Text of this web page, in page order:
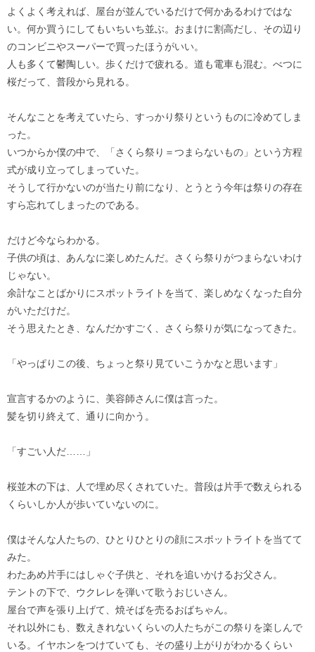
よくよく考えれば、屋台が並んでいるだけで何かあるわけではな
い。何か買うにしてもいちいち並ぶ。おまけに割高だし、その辺り
のコンビニやスーパーで買ったほうがいい。
人も多くて鬱陶しい。歩くだけで疲れる。道も電車も混む。べつに
桜だって、普段から見れる。
そんなことを考えていたら、すっかり祭りというものに冷めてしま
った。
いつからか僕の中で、「さくら祭り＝つまらないもの」という方程
式が成り立ってしまっていた。
そうして行かないのが当たり前になり、とうとう今年は祭りの存在
すら忘れてしまったのである。
だけど今ならわかる。
子供の頃は、あんなに楽しめたんだ。さくら祭りがつまらないわけ
じゃない。
余計なことばかりにスポットライトを当て、楽しめなくなった自分
がいただけだ。
そう思えたとき、なんだかすごく、さくら祭りが気になってきた。
「やっぱりこの後、ちょっと祭り見ていこうかなと思います」
宣言するかのように、美容師さんに僕は言った。
髪を切り終えて、通りに向かう。
「すごい人だ……」
桜並木の下は、人で埋め尽くされていた。普段は片手で数えられる
くらいしか人が歩いていないのに。
僕はそんな人たちの、ひとりひとりの顔にスポットライトを当てて
みた。
わたあめ片手にはしゃぐ子供と、それを追いかけるお父さん。
テントの下で、ウクレレを弾いて歌うおじいさん。
屋台で声を張り上げて、焼そばを売るおばちゃん。
それ以外にも、数えきれないくらいの人たちがこの祭りを楽しんで
いる。イヤホンをつけていても、その盛り上がりがわかるくらい